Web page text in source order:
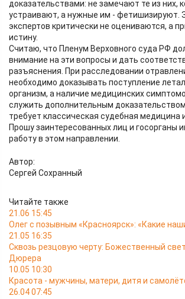
доказательствами: не замечают те из них,
устраивают, а нужные им - фетишизируют.
экспертов критически не оцениваются, а
истину.
Считаю, что Пленум Верховного суда РФ
внимание на эти вопросы и дать
разъяснения. При расследовании
необходимо доказывать поступление
организм, а наличие медицинских
служить дополнительным
требует классическая судебная медицина
Прошу заинтересованных лиц и госорганы
работу в этом направлении.
Автор:
Сергей Сохранный
Читайте также
21.06 15:45
Олег с позывным «Красноярск»: «Какие
21.05 16:35
Сквозь резцовую черту: Божественный
Дюрера
10.05 10:30
Красота - мужчины, матери, дитя и
26.04 07:45